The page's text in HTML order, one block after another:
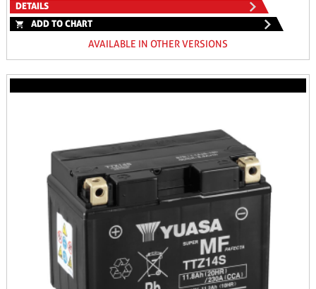
DETAILS
ADD TO CHART
AVAILABLE IN OTHER VERSIONS